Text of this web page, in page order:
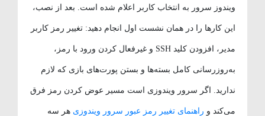
ویندوز سرور به انتخاب کاربر اعلام شده است. بعد از نصب،
این کارها را در همان نشست اول انجام دهید: تغییر رمز کاربر
مدیر، افزودن کلید SSH و غیرفعال کردن ورود با رمز،
به‌روزرسانی کامل بسته‌ها و بستن پورت‌های بازی که لازم
ندارید. اگر سرور ویندوزی است مسیر عوض کردن رمز فرق
می‌کند و راهنمای تغییر رمز عبور سرور ویندوزیهر سه